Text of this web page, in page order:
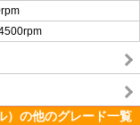
）の他のグレード一覧